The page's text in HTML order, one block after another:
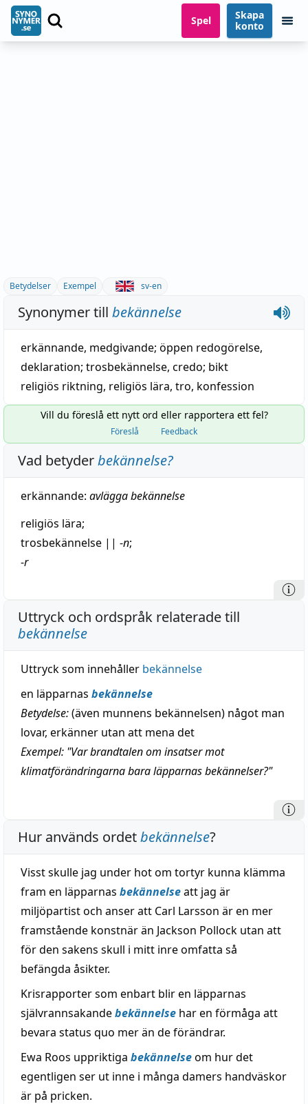
Spel
Skapa
konto
Betydelser Exempel sv-en
Synonymer till bekännelse
erkännande, medgivande; öppen redogörelse,
deklaration; trosbekännelse, credo; bikt
religiös riktning, religiös lära, tro, konfession
Vill du föreslå ett nytt ord eller rapportera ett fel?
Föreslå Feedback
Vad betyderbekännelse?
erkännande: avläggabekännelse
religiös lära;
trosbekännelse || -n;
-r
Uttryck och ordspråk relaterade till
bekännelse
Uttryck som innehåller bekännelse
en läpparnas bekännelse
Betydelse:(även munnens bekännelsen) något man
lovar, erkänner utan att mena det
Exempel: "Var brandtalen om insatser mot
klimatförändringarna bara läpparnas bekännelser?"
Hur används ordetbekännelse?
Visst skulle jag under hot om tortyr kunna klämma
fram en läpparnas bekännelseatt jag är
miljöpartist och anser att Carl Larsson är en mer
framstående konstnär än Jackson Pollock utan att
för den sakens skull i mitt inre omfatta så
befängda åsikter.
Krisrapporter som enbart blir en läpparnas
självrannsakandebekännelse har en förmåga att
bevara status quo mer än de förändrar.
Ewa Roos uppriktiga bekännelseom hur det
egentligen ser ut inne i många damers handväskor
är på pricken.